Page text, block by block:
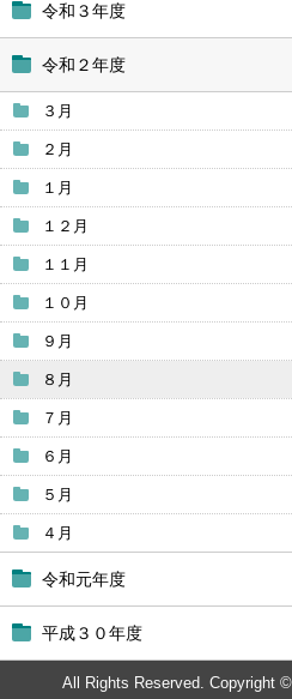
令和３年度
令和２年度
３月
２月
１月
１２月
１１月
１０月
９月
８月
７月
６月
５月
４月
令和元年度
平成３０年度
All Rights Reserved. Copyright